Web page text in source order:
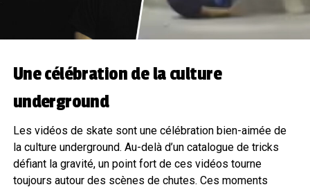
Une célébration de la culture
underground
Les vidéos de skate sont une célébration bien-aimée de
la culture underground. Au-delà d’un catalogue de tricks
défiant la gravité, un point fort de ces vidéos tourne
toujours autour des scènes de chutes. Ces moments